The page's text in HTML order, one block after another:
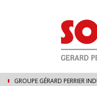
GROUPE GÉRARD PERRIER